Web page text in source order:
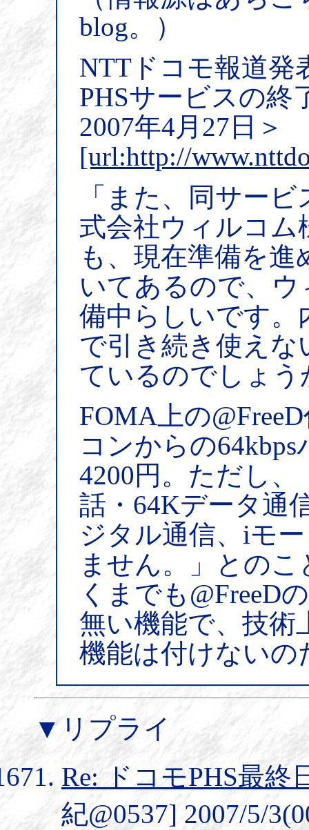
blog。）
NTTドコモ報道発
PHSサービスの終
2007年4月27日＞
[url:http://
「また、同サー
式会社ウィルコ
も、現在準備を
いてあるので、
備中らしいです。
で引き続き使え
ているのでしょう
FOMA上の
コンからの
4200円。ただし
話・64Kデータ通
ジタル通信、iモ
ません。」との
くまでも@FreeD
無い機能で、技術
機能は付けないの
▼リプライ
Re: ドコモPHS最終
紀@0537] 2007/5/